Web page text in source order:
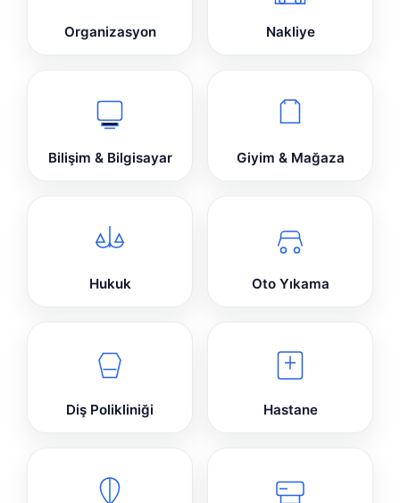
Organizasyon Nakliye
Bilişim & Bilgisayar Giyim & Mağaza
Hukuk Oto Yıkama
Diş Polikliniği Hastane